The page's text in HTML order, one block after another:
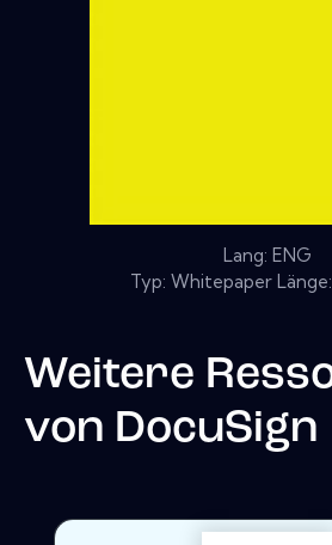
Lang: ENG
Typ: Whitepaper
Weitere
von DocuSign